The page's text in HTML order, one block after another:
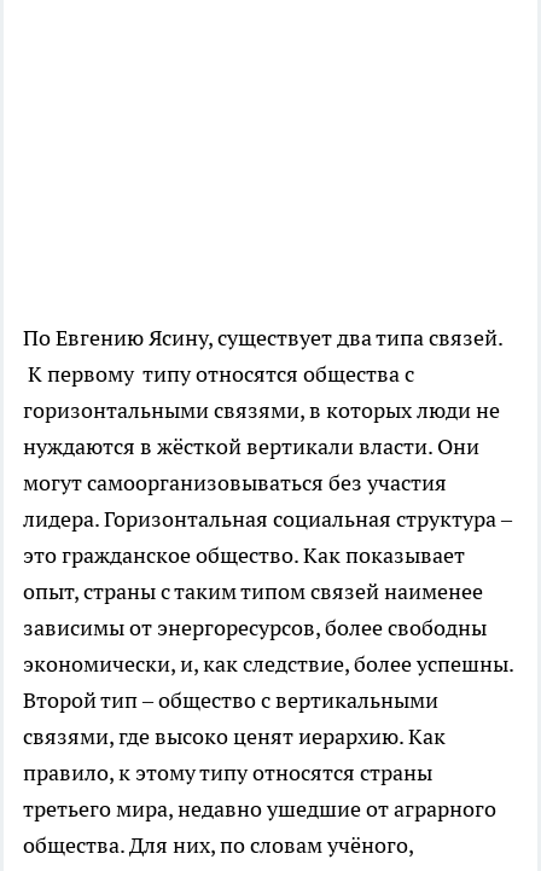
По Евгению Ясину, существует два типа связей.
К первому типу относятся общества с
горизонтальными связями, в которых люди не
нуждаются в жёсткой вертикали власти. Они
могут самоорганизовываться без участия
лидера. Горизонтальная социальная структура –
это гражданское общество. Как показывает
опыт, страны с таким типом связей наименее
зависимы от энергоресурсов, более свободны
экономически, и, как следствие, более успешны.
Второй тип – общество с вертикальными
связями, где высоко ценят иерархию. Как
правило, к этому типу относятся страны
третьего мира, недавно ушедшие от аграрного
общества. Для них, по словам учёного,